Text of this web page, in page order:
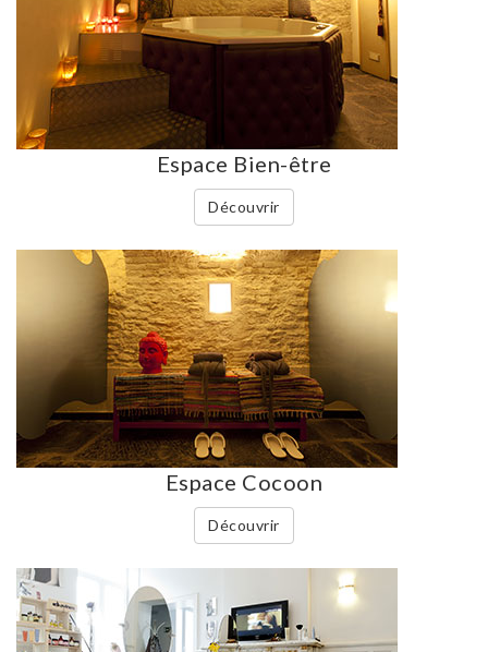
Espace Bien-être
Découvrir
Espace Cocoon
Découvrir